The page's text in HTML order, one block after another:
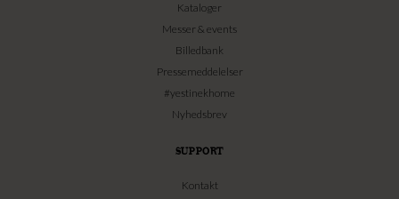
Kataloger
Messer & events
Billedbank
Pressemeddelelser
#yestinekhome
Nyhedsbrev
SUPPORT
Kontakt